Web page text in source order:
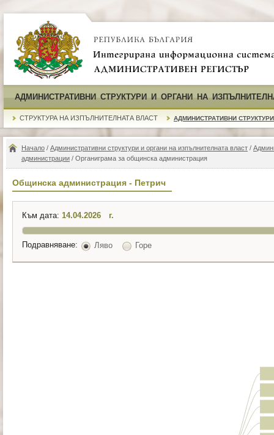
АДМИНИСТРАТИВНИ СТРУКТУРИ И ОРГАНИ НА
СТРУКТУРА НА ИЗПЪЛНИТЕЛНАТА ВЛАСТ АДМИНИСТРАТИВНИ СТРУКТУРИ
Начало / Административни структури и органи на изпълнителната власт /
администрации / Органиграма за общинска администрация
Общинска администрация - Петрич
Към дата: г.
Подравняване: Ляво Горе